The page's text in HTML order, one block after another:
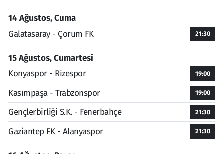
14 Ağustos, Cuma
Galatasaray - Çorum FK
21:30
15 Ağustos, Cumartesi
Konyaspor - Rizespor
19:00
Kasımpaşa - Trabzonspor 19:00
Gençlerbirliği S.K. - Fenerbahçe 21:30
Gaziantep FK - Alanyaspor 21:30